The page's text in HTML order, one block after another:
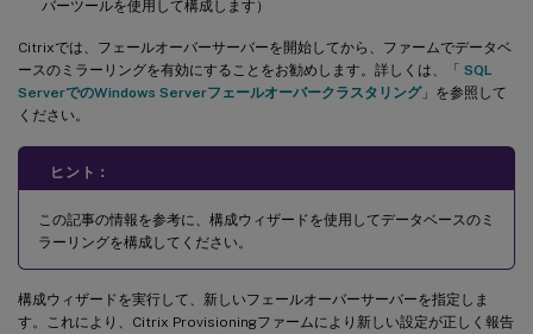
バーツールを使用して構成します）
Citrixでは、フェールオーバーサーバーを開始してから、ファームでデータベ
ースのミラーリングを有効にすることをお勧めします。詳しくは、「 SQL
ServerでのWindows Serverフェールオーバークラスタリング」を参照して
ください。
ヒント：
この記事の情報を参考に、構成ウィザードを使用してデータベースのミ
ラーリングを構成してください。
構成ウィザードを実行して、新しいフェールオーバーサーバーを指定しま
す。これにより、Citrix Provisioningファームにより新しい設定が正しく報告